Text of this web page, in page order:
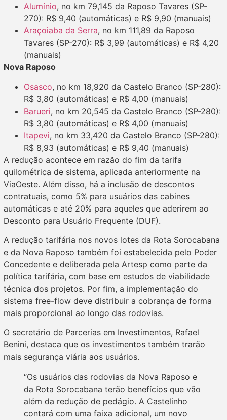
Alumínio, no km 79,145 da Raposo Tavares (SP-
270): R$ 9,40 (automáticas) e R$ 9,90 (manuais)
Araçoiaba da Serra, no km 111,89 da Raposo
Tavares (SP-270): R$ 3,99 (automáticas) e R$ 4,20
(manuais)
Nova Raposo
Osasco, no km 18,920 da Castelo Branco (SP-280):
R$ 3,80 (automáticas) e R$ 4,00 (manuais)
Barueri, no km 20,545 da Castelo Branco (SP-280):
R$ 3,80 (automáticas) e R$ 4,00 (manuais)
Itapevi, no km 33,420 da Castelo Branco (SP-280):
R$ 8,93 (automáticas) e R$ 9,40 (manuais)
A redução acontece em razão do fim da tarifa
quilométrica de sistema, aplicada anteriormente na
ViaOeste. Além disso, há a inclusão de descontos
contratuais, como 5% para usuários das cabines
automáticas e até 20% para aqueles que aderirem ao
Desconto para Usuário Frequente (DUF).
A redução tarifária nos novos lotes da Rota Sorocabana
e da Nova Raposo também foi estabelecida pelo Poder
Concedente e deliberada pela Artesp como parte da
política tarifária, com base em estudos de viabilidade
técnica dos projetos. Por fim, a implementação do
sistema free-flow deve distribuir a cobrança de forma
mais proporcional ao longo das rodovias.
O secretário de Parcerias em Investimentos, Rafael
Benini, destaca que os investimentos também trarão
mais segurança viária aos usuários.
“Os usuários das rodovias da Nova Raposo e
da Rota Sorocabana terão benefícios que vão
além da redução de pedágio. A Castelinho
contará com uma faixa adicional, um novo